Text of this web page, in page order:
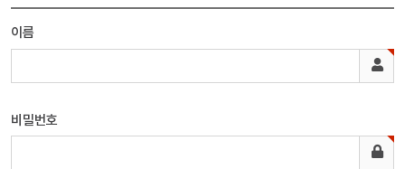
이름
비밀번호